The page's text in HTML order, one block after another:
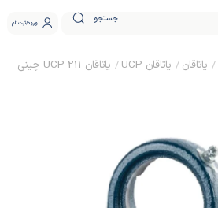
جستجو ورود ثبت نام
یاتاقان یاتاقان UCP یاتاقان UCP 211 چینی